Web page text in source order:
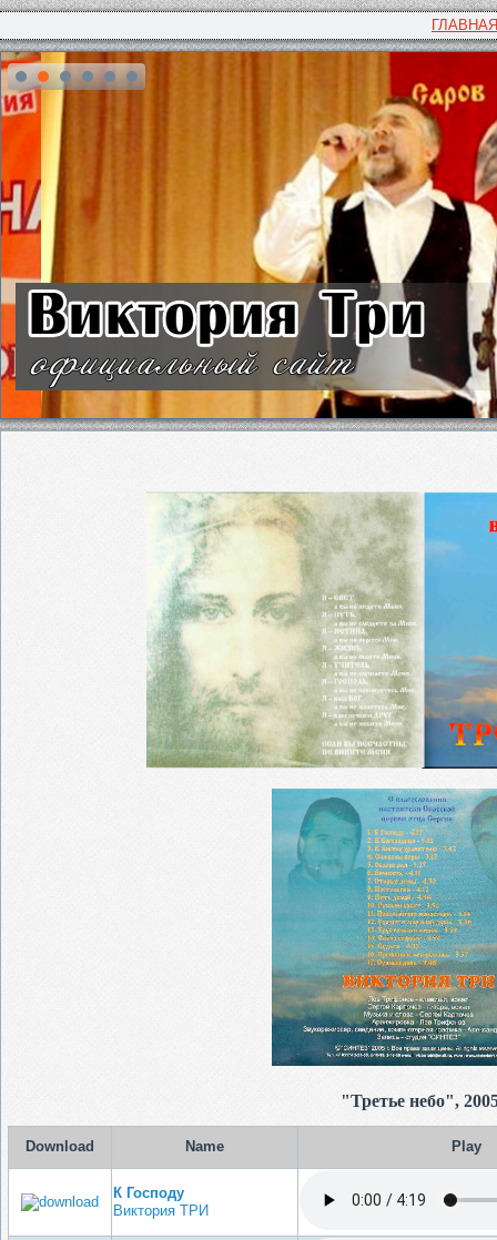
ГЛАВНАЯ
"Третье небо",
Download Name Play
К Господу
Виктория ТРИ